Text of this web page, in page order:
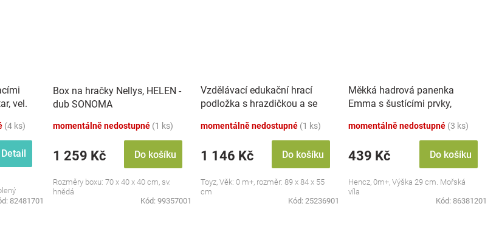
vel.
(4 ks)
Detail
82481701
Box na hračky Nellys, HELEN -
dub SONOMA
momentálně nedostupné (1 ks)
1 259 Kč Do košíku
Rozměry boxu: 70 x 40 x 40 cm, sv.
hnědá
Kód: 99357001
Vzdělávací edukační hrací
podložka s hrazdičkou a se
momentálně nedostupné (1 ks)
1 146 Kč Do košíku
Toyz, Věk: 0 m+, rozměr: 89 x 84 x 55
cm
Kód: 25236901
Měkká hadrová panenka
Emma s šustícími prvky,
momentálně nedostupné (3 ks)
439 Kč Do košíku
Hencz, 0m+, Výška 29 cm. Mořská
víla
Kód: 86381201